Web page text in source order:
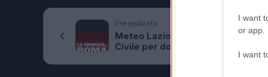
I want
or app.
I want
Precedente
Meteo Lazio – Allerta della
Civile per domani: le previsioni